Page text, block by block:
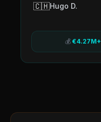
🇨🇭Hugo D.
💰 €4.27M+